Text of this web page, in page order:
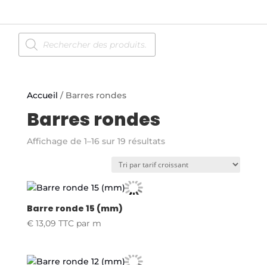
Recherche
de
produits
Accueil / Barres rondes
Barres rondes
Affichage de 1–16 sur 19 résultatsTrié
prix
Barre ronde 15 (mm)
€13,09 TTCpar m